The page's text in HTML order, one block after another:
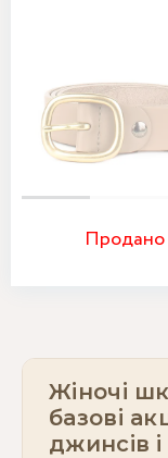
Продано
Жіночі
базові
джинсів